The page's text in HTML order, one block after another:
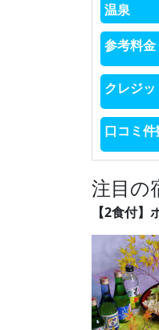
温泉
参考料金
クレジ
口コミ件
注目の
【2食付